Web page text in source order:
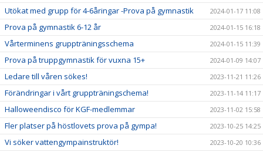
Utökat med grupp för 4-6åringar -Prova på gymnastik 2024-01-17 11:08
Prova på gymnastik 6-12 år 2024-01-15 16:18
Vårterminens gruppträningsschema 2024-01-15 11:39
Prova på truppgymnastik för vuxna 15+ 2024-01-09 14:07
Ledare till våren sökes! 2023-11-21 11:26
Förändringar i vårt gruppträningschema! 2023-11-14 11:17
Halloweendisco för KGF-medlemmar 2023-11-02 15:58
Fler platser på höstlovets prova på gympa! 2023-10-25 14:25
Vi söker vattengympainstruktör! 2023-10-20 10:36